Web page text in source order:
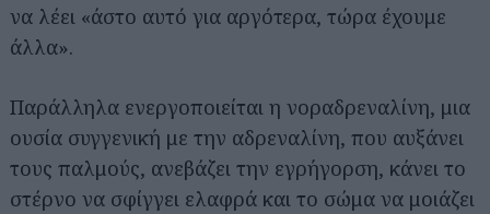
να λέει «άστο αυτό για αργότερα, τώρα έχουμε
άλλα».
Παράλληλα ενεργοποιείται η νοραδρεναλίνη, μια
ουσία συγγενική με την αδρεναλίνη, που αυξάνει
τους παλμούς, ανεβάζει την εγρήγορση, κάνει το
στέρνο να σφίγγει ελαφρά και το σώμα να μοιάζει